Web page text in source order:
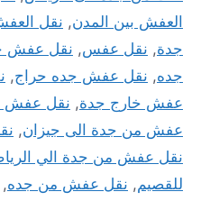
العفش بين المدن, نقل
جدة, نقل عفس, نقل عفش
جده, نقل عفش جده حراج,
عفش خارج جدة, نقل عفش
عفش من جدة الى جيزان,
نقل عفش من جدة الي
للقصيم, نقل عفش من جده,